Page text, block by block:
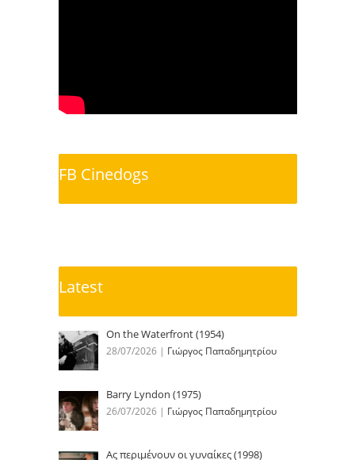
FB Cinedogs
Latest
On the Waterfront (1954)
28/07/2026 | Γιώργος Παπαδημητρίου
Barry Lyndon (1975)
26/07/2026 | Γιώργος Παπαδημητρίου
Ας περιμένουν οι γυναίκες (1998)